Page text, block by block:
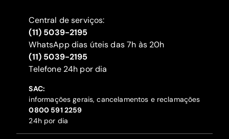
Central de serviços:
(11) 5039-2195
WhatsApp dias úteis das 7h às 20h
(11) 5039-2195
‍Telefone 24h por dia
SAC:
informações gerais, cancelamentos e reclamações
‍0800 591 2259
24h por dia